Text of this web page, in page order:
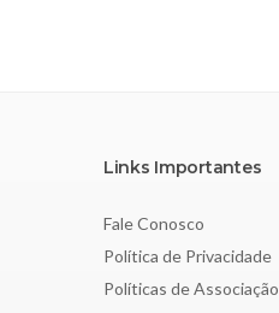
Links Importantes
Fale Conosco
Política de Privacidade
Políticas de Associação